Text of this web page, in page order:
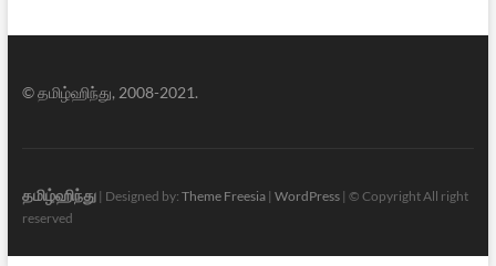
© தமிழ்ஹிந்து, 2008-2021.
தமிழ்ஹிந்து| Designed by: Theme Freesia| WordPress| © Copyright All right
reserved